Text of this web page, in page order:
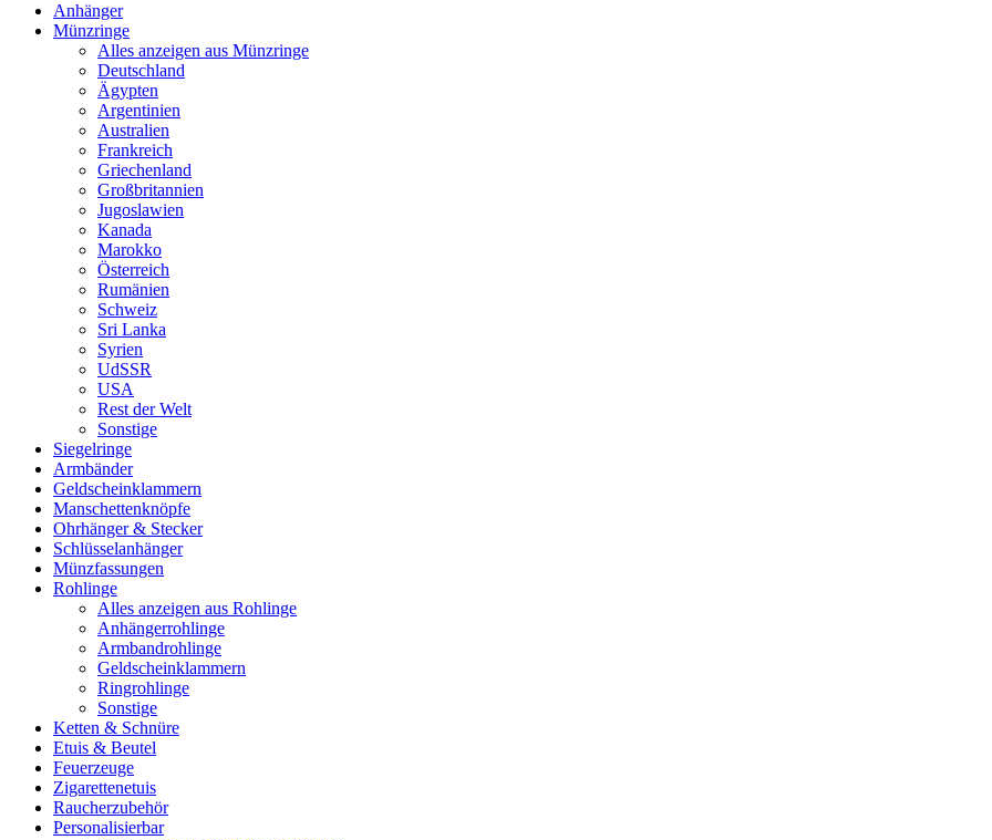
Anhänger
Münzringe
Alles anzeigen aus Münzringe
Deutschland
Ägypten
Argentinien
Australien
Frankreich
Griechenland
Großbritannien
Jugoslawien
Kanada
Marokko
Österreich
Rumänien
Schweiz
Sri Lanka
Syrien
UdSSR
USA
Rest der Welt
Sonstige
Siegelringe
Armbänder
Geldscheinklammern
Manschettenknöpfe
Ohrhänger & Stecker
Schlüsselanhänger
Münzfassungen
Rohlinge
Alles anzeigen aus Rohlinge
Anhängerrohlinge
Armbandrohlinge
Geldscheinklammern
Ringrohlinge
Sonstige
Ketten & Schnüre
Etuis & Beutel
Feuerzeuge
Zigarettenetuis
Raucherzubehör
Personalisierbar